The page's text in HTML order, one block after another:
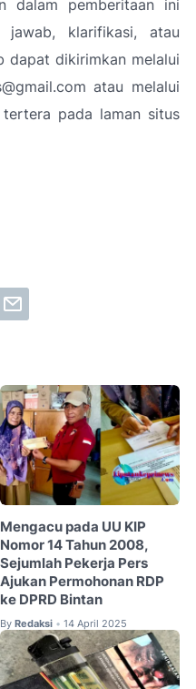
dalam pemberitaan ini
jawab, klarifikasi, atau
dapat dikirimkan melalui
atau melalui
pada laman situs
Mengacu pada UU KIP
Nomor 14 Tahun 2008,
Sejumlah Pekerja Pers
Ajukan Permohonan RDP
ke DPRD Bintan
By Redaksi • 14 April 2025